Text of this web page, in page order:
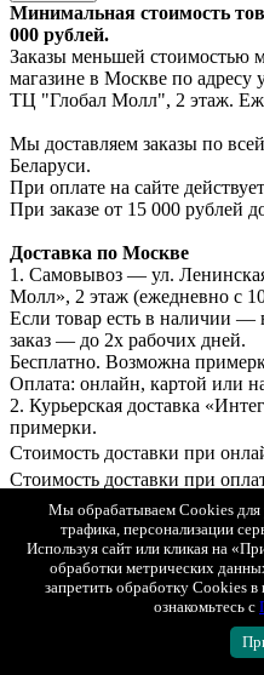
Минимальная стоимость
000 рублей.
Заказы меньшей стоимостью
магазине в Москве по адресу
ТЦ "Глобал Молл", 2 этаж.
Мы доставляем заказы по
Беларуси.
При оплате на сайте
При заказе от 15 000 рублей
Доставка по Москве
1. Самовывоз — ул.
Молл», 2 этаж (ежедневно с
Если товар есть в наличии —
заказ — до 2х рабочих дней.
Бесплатно. Возможна
Оплата: онлайн, картой или
2. Курьерская доставка
примерки.
Стоимость доставки при
Стоимость доставки при
3. СДЭК (самовывоз из ПВЗ)
Стоимость рассчитывается в
Оплата онлайн или при
Доставка в регионы (по
1. СДЭК (ПВЗ или курьером)
2. Почта России (первый
Отправка — в течение 1–2
Мы обрабатываем Cookies для
трафика, персонализации
Используя сайт или кликая на
обработки метрических
запретить обработку Cookies
ознакомьтесь с